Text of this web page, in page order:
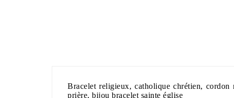
Bracelet religieux, catholique chrétien,
prière, bijou bracelet sainte église